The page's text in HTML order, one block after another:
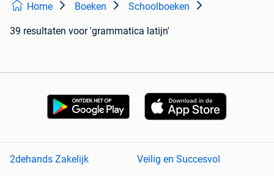
Home Boeken Schoolboeken
39 resultaten voor 'grammatica latijn'
2dehands Zakelijk
Veilig en Succesvol